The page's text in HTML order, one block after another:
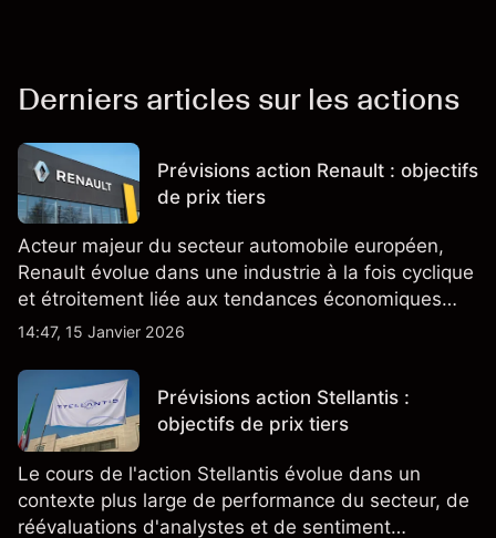
Derniers articles sur les actions
Prévisions action Renault : objectifs
de prix tiers
Acteur majeur du secteur automobile européen,
Renault évolue dans une industrie à la fois cyclique
et étroitement liée aux tendances économiques
générales.
14:47, 15 Janvier 2026
Prévisions action Stellantis :
objectifs de prix tiers
Le cours de l'action Stellantis évolue dans un
contexte plus large de performance du secteur, de
réévaluations d'analystes et de sentiment